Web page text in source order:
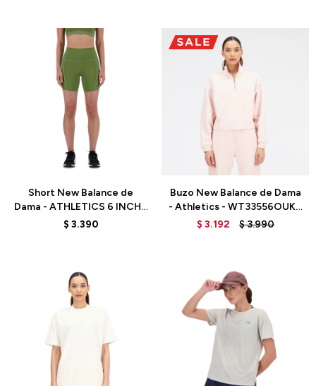
Short New Balance de
Dama - ATHLETICS 6 INCH -
WS41271DEK - GREEN
$ 3.390
Buzo New Balance de Dama
- Athletics - WT33556OUK -
PINK
$ 3.192 $3.990